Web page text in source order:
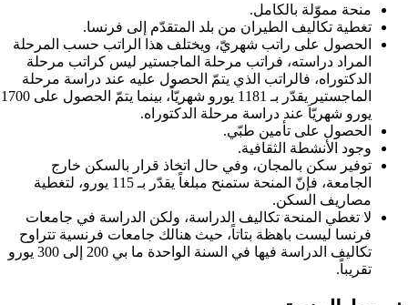
منحة مموّلة بالكامل.
تغطية تكاليف الطيران من بلد المتقدّم إلى فرنسا.
الحصول على راتب شهريّ، ويختلف هذا الراتب حسب المرحلة
المراد دراسته، فراتب مرحلة الماجستير ليس كراتب مرحلة
الدكتوراه، فالراتب الذي يتمّ الحصول عليه عند دراسة مرحلة
الماجستير يقدّر بـ 1181 يورو شهريّاً، بينما يتمّ الحصول على 1700
يورو شهريّاَ عند دراسة مرحلة الدكتوراه.
الحصول على تأمين طبّي.
وجود الأنشطة الثقافية.
توفير سكن بالمجان، وفي حال اتخاذ قرار بالسكن خارج
الجامعة، فإنّ المنحة ستمنح مبلغاً يقدّر بـ 115 يورو، لتغطية
مصاريف السكن.
لا تغطي المنحة تكاليف الدراسة، ولكن الدراسة في جامعات
فرنسا ليست باهظة بتاتاً، حيث هنالك جامعات فرنسية تتراوح
تكاليف الدراسة فيها في السنة الواحدة ما بي 200 إلى 300 يورو
تقريباً.